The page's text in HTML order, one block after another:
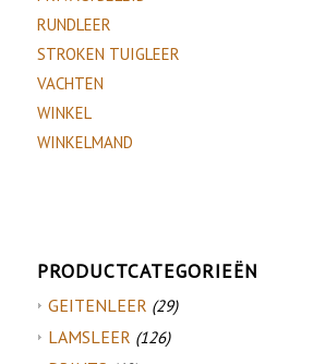
RUNDLEER
STROKEN TUIGLEER
VACHTEN
WINKEL
WINKELMAND
PRODUCTCATEGORIEËN
GEITENLEER (29)
LAMSLEER (126)